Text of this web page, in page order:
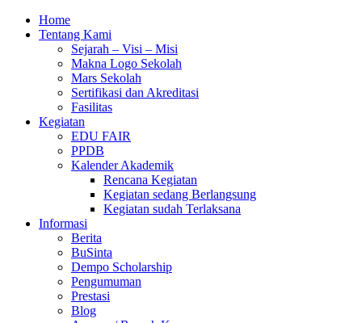
Home
Tentang Kami
Sejarah – Visi – Misi
Makna Logo Sekolah
Mars Sekolah
Sertifikasi dan Akreditasi
Fasilitas
Kegiatan
EDU FAIR
PPDB
Kalender Akademik
Rencana Kegiatan
Kegiatan sedang Berlangsung
Kegiatan sudah Terlaksana
Informasi
Berita
BuSinta
Dempo Scholarship
Pengumuman
Prestasi
Blog